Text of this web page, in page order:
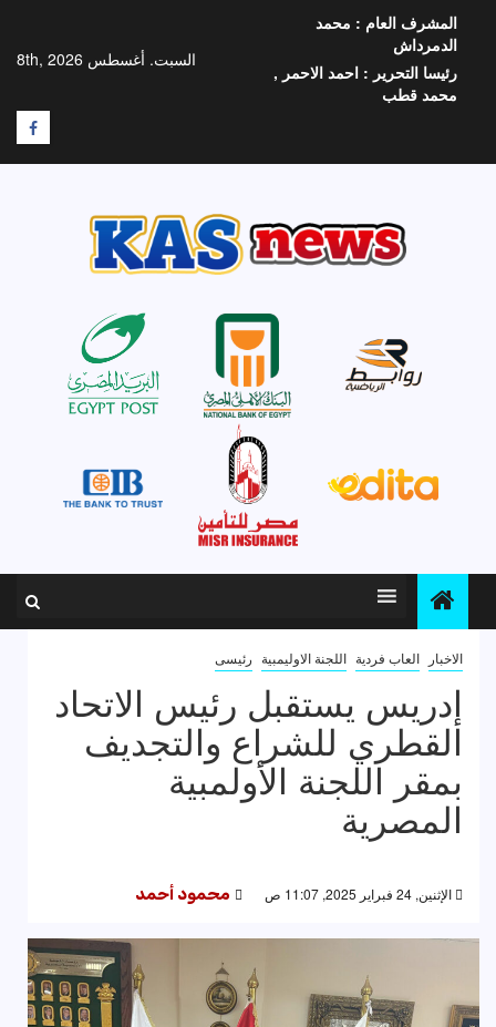
المحتوى
السبت. أغسطس 8th, 2026
المشرف العام : محمد
الدمرداش
رئيسا التحرير : احمد الاحمر ,
محمد قطب
F
الاخبار العاب فردية اللجنة الاوليمبية رئيسى
إدريس يستقبل رئيس الاتحاد
القطري للشراع والتجديف
بمقر اللجنة الأولمبية
المصرية
الإثنين, 24 فبراير 2025, 11:07 ص محمود أحمد